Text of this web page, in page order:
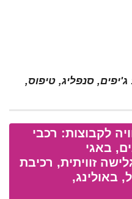
סנפליג, טיפוס,
לקבוצות: רכבי
באגי
זוויתית, רכיבת
באולינג,